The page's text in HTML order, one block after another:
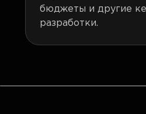
бюджеты и другие
разработки.